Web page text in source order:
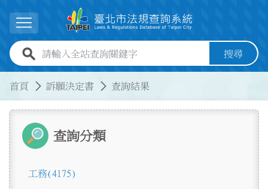
展開選單
全站查詢關鍵字欄位 搜尋
首頁 訴願決定書 查詢結果
查詢分類
工務(4175)